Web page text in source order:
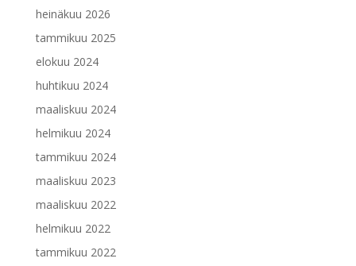
heinäkuu 2026
tammikuu 2025
elokuu 2024
huhtikuu 2024
maaliskuu 2024
helmikuu 2024
tammikuu 2024
maaliskuu 2023
maaliskuu 2022
helmikuu 2022
tammikuu 2022